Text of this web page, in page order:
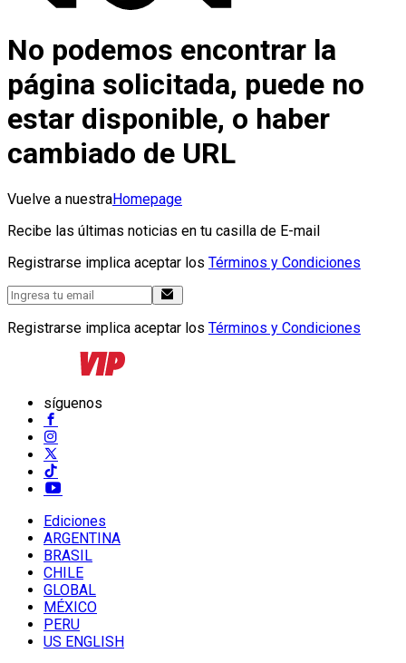
No podemos encontrar la
página solicitada, puede no
estar disponible, o haber
cambiado de URL
Vuelve a nuestraHomepage
Recibe las últimas noticias en tu casilla de E-mail
Registrarse implica aceptar los Términos y Condiciones
Registrarse implica aceptar los Términos y Condiciones
síguenos
Ediciones
ARGENTINA
BRASIL
CHILE
GLOBAL
MÉXICO
PERU
US ENGLISH